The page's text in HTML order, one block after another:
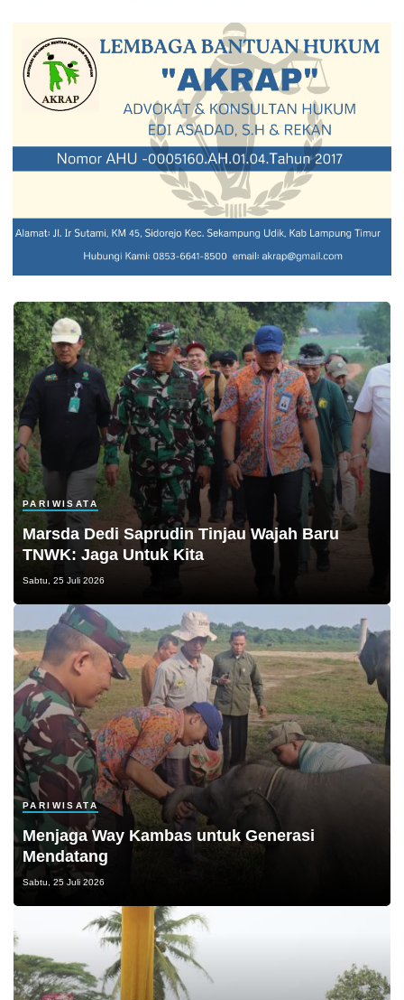
PARIWISATA
Marsda Dedi Saprudin Tinjau Wajah Baru
TNWK: Jaga Untuk Kita
Sabtu, 25 Juli 2026
PARIWISATA
Menjaga Way Kambas untuk Generasi
Mendatang
Sabtu, 25 Juli 2026